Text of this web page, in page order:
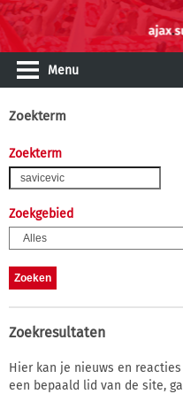
Menu
Zoekterm
Zoekterm
Zoekgebied
Zoekresultaten
Hier kan je nieuws en
een bepaald lid van de site,